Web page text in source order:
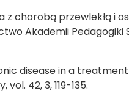
chorobą przewlekłą i
Akademii Pedagogiki
disease in a
42, 3, 119-135.